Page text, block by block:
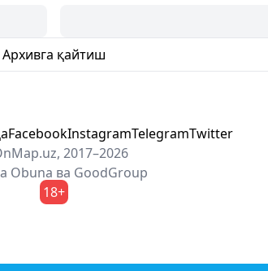
Архивга қайтиш
FacebookInstagramTelegramTwitter
2017–2026
Obuna ва GoodGroup
18+